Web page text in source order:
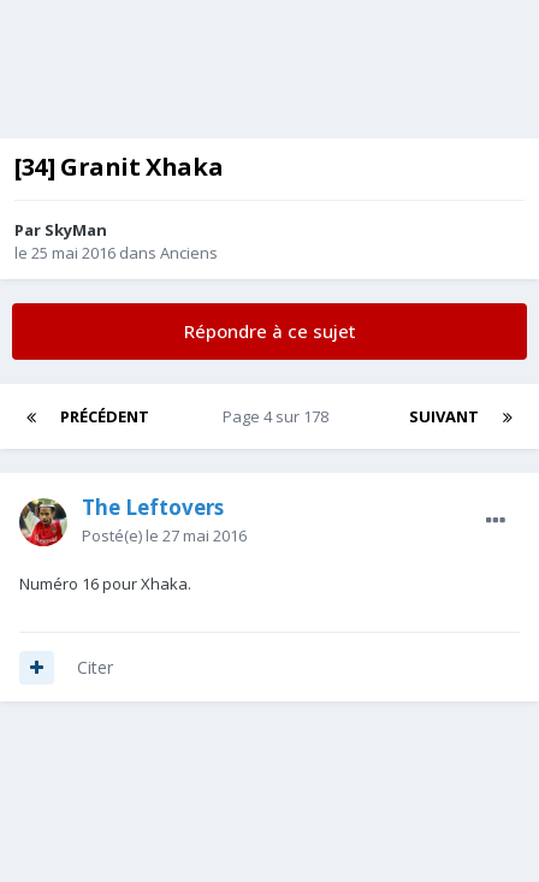
[34] Granit Xhaka
Par SkyMan
le 25 mai 2016 dans Anciens
Répondre à ce sujet
PRÉCÉDENT SUIVANT
Page 4 sur 178
The Leftovers
Posté(e) le 27 mai 2016
Numéro 16 pour Xhaka.
Citer